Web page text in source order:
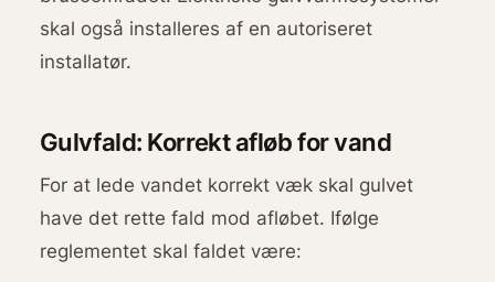
skal også installeres af en autoriseret
installatør.
Gulvfald: Korrekt afløb for vand
For at lede vandet korrekt væk skal gulvet
have det rette fald mod afløbet. Ifølge
reglementet skal faldet være: